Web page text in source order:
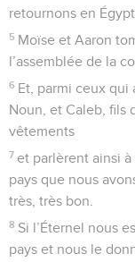
retournons en
5 Moïse et Aaron
l’assemblée de la
6 Et, parmi ceux qui
Noun, et Caleb, fils
vêtements
7 et parlèrent ainsi
pays que nous
très, très bon.
8 Si l’Éternel nous
pays et nous le